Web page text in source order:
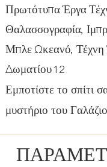
Εμποτίστε το σπίτι
μυστήριο του